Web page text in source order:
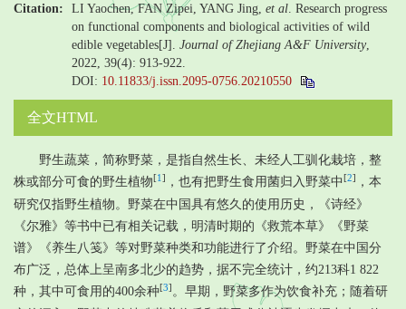
Citation:
LI Yaochen, FAN Zipei, YANG Jing, et al . Research progress
on functional components and biological activities of wild
edible vegetables[J]. Journal of Zhejiang A&F University,
2022, 39(4): 913-922.
DOI: 10.11833/j.issn.2095-0756.20210550
全文HTML
野生蔬菜，简称野菜，是指自然生长、未经人工驯化栽培，整
株或部分可食的野生植物[1 ] ，也有把野生食用菌归入野菜中 [2]
，本
研究仅指野生植物。野菜在中国具有悠久的使用历史，《诗经》
《尔雅》等书中已有相关记载，明清时期的《救荒本草》《野菜
谱》《养生八笺》等对野菜种类和功能进行了介绍。野菜在中国分
布广泛，总体上呈南多北少的趋势，据不完全统计，约213科1 822
种，其中可食用的400余种[3] 。早期，野菜多作为饮食补充；随着研